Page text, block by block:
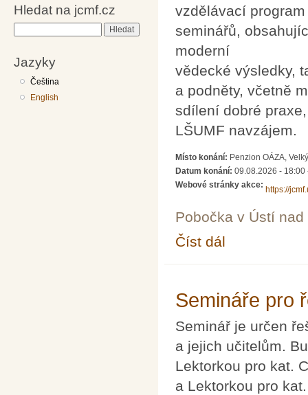
Hledat na jcmf.cz
Jazyky
Čeština
English
vzdělávací
seminářů,
moderní
vědecké výsledky,
a podněty, včetně
sdílení dobré
LŠUMF navzájem.
Místo konání: Penzion OÁZA,
Datum konání: 09.08.2026 - 18:00
Webové stránky akce:
https://
Pobočka v Ústí nad
Číst dál
Semináře pro
Seminář je určen
a jejich učitelům.
Lektorkou pro kat.
a Lektorkou pro